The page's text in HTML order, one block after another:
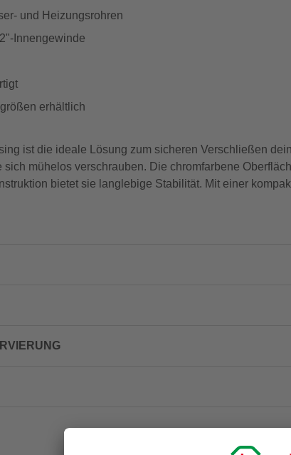
und Heizungsrohren
Innengewinde
erhältlich
ist die ideale Lösung zum sicheren Verschließen
mühelos verschrauben. Die chromfarbene
bietet sie langlebige Stabilität. Mit einer